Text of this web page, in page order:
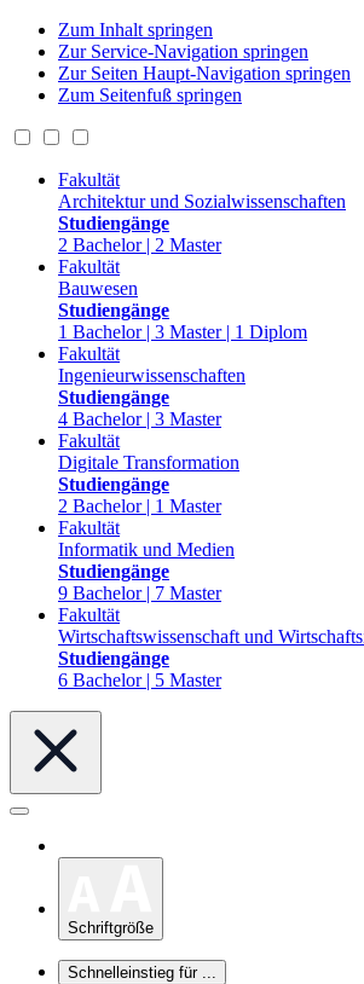
Zum Inhalt springen
Zur Service-Navigation springen
Zur Seiten Haupt-Navigation springen
Zum Seitenfuß springen
Fakultät
Architektur und Sozialwissenschaften
Studiengänge
2 Bachelor | 2 Master
Fakultät
Bauwesen
Studiengänge
1 Bachelor | 3 Master | 1 Diplom
Fakultät
Ingenieurwissenschaften
Studiengänge
4 Bachelor | 3 Master
Fakultät
Digitale Transformation
Studiengänge
2 Bachelor | 1 Master
Fakultät
Informatik und Medien
Studiengänge
9 Bachelor | 7 Master
Fakultät
Wirtschaftswissenschaft und
Studiengänge
6 Bachelor | 5 Master
Schriftgröße
Schnelleinstieg für ...